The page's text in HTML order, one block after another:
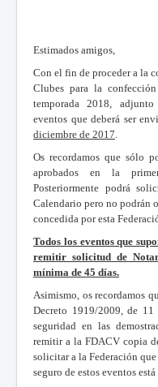
Estimados amigos,
Con el fin de proceder a la
Clubes para la
temporada 2018,
eventos que deberá ser
diciembre de 2017
Os recordamos que sólo
aprobados en la
Posteriormente podrá
Calendario pero no podrán
concedida por esta
Todos los eventos que
remitir solicitud de
mínima de 45 días.
Asimismo, os recordamos
Decreto 1919/2009, de
seguridad en las
remitir a la FDACV copia
solicitar a la Federación
seguro de estos eventos